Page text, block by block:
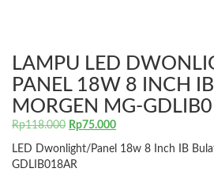
LAMPU LED
PANEL 18W 8 INCH
MORGEN MG-
Rp118.000 Harga
adalah:
Rp75.000Harga
LED Dwonlight/Panel 18w 8 Inch IB
GDLIB018AR